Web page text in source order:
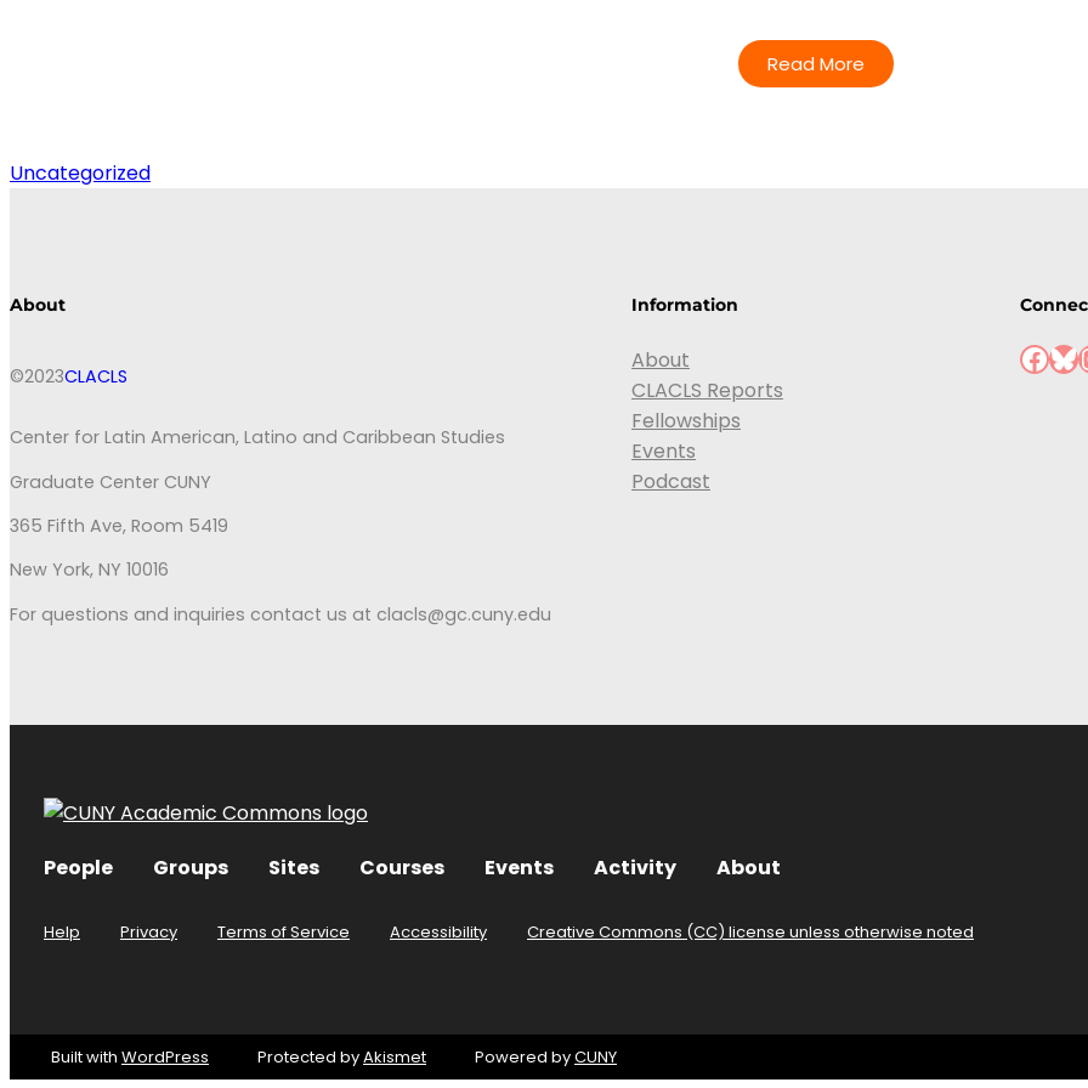
Read More
Uncategorized
About
©2023CLACLS
Center for Latin American, Latino and Caribbean Studies
Graduate Center CUNY
365 Fifth Ave, Room 5419
New York, NY 10016
For questions and inquiries contact us at clacls@gc.cuny.edu
Information
About
CLACLS Reports
Fellowships
Events
Podcast
People Groups Sites Courses Events Activity About
Help Privacy Terms of Service Accessibility Creative Commons (CC) license unless otherwise noted
Built with WordPress Protected byAkismet Powered byCUNY